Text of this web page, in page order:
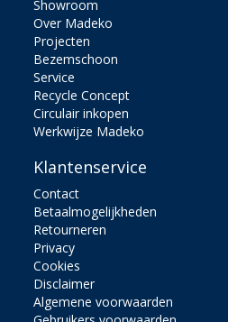
Showroom
Over Madeko
Projecten
Bezemschoon
Service
Recycle Concept
Circulair inkopen
Werkwijze Madeko
Klantenservice
Contact
Betaalmogelijkheden
Retourneren
Privacy
Cookies
Disclaimer
Algemene voorwaarden